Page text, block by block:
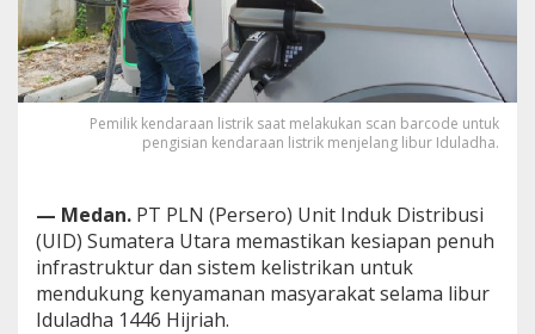
Pemilik kendaraan listrik saat melakukan scan barcode untuk
pengisian kendaraan listrik menjelang libur Iduladha.
— Medan. PT PLN (Persero) Unit Induk Distribusi
(UID) Sumatera Utara memastikan kesiapan penuh
infrastruktur dan sistem kelistrikan untuk
mendukung kenyamanan masyarakat selama libur
Iduladha 1446 Hijriah.